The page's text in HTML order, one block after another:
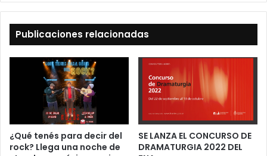
Publicaciones relacionadas
¿Qué tenés para decir del
rock? Llega una noche de
SE LANZA EL CONCURSO DE
DRAMATURGIA 2022 DEL